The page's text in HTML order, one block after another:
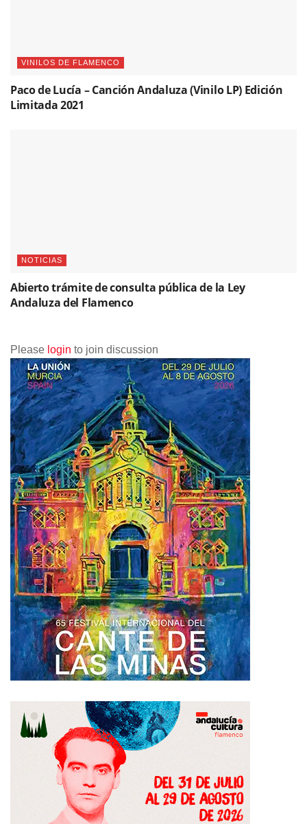
VINILOS DE FLAMENCO
Paco de Lucía – Canción Andaluza (Vinilo LP) Edición
Limitada 2021
NOTICIAS
Abierto trámite de consulta pública de la Ley
Andaluza del Flamenco
Please login to join discussion